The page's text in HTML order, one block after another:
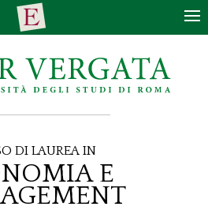
di Laurea in
e